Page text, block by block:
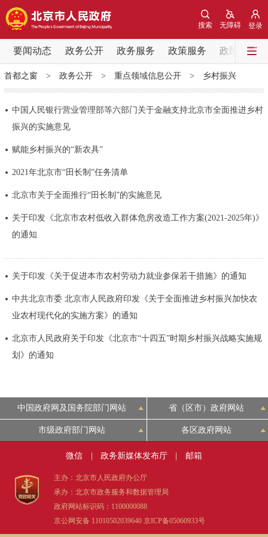
登录
无障碍
搜索
要闻动态 政务公开 政务服务 政策服务 政民互动
要闻动态
党中央精神 国务院信息 中央部委动态
北京要闻 会议信息 部门动态
各区热点
市领导 机构职能
政务服务
个人服务 法人服务 部门服务
12345网上接诉即办 我要咨询
参与调查
首都之窗> 政务公开> 重点领域信息公开> 乡村振兴
中国人民银行营业管理部等六部门关于金融支持北京市全面推进乡村
振兴的实施意见
赋能乡村振兴的“新农具”
2021年北京市“田长制”任务清单
北京市关于全面推行“田长制”的实施意见
关于印发《北京市农村低收入群体危房改造工作方案(2021-2025年)》
的通知
关于印发《关于促进本市农村劳动力就业参保若干措施》的通知
中共北京市委 北京市人民政府印发《关于全面推进乡村振兴加快农
业农村现代化的实施方案》的通知
北京市人民政府关于印发《北京市“十四五”时期乡村振兴战略实施规
划》的通知
中国政府网及国务院部门网站 省（区市）政府网站
市级政府部门网站 各区政府网站
微信 政务新媒体发布厅 邮箱
主办：北京市人民政府办公厅
承办：北京市政务服务和数据管理局
政府网站标识码：1100000088
京公网安备 11010502039640 京ICP备05060933号